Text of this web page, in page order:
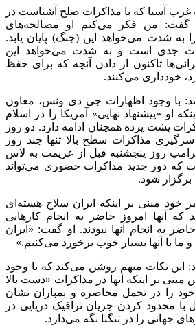
آسیا که با مذاکرات صلح آشناست در
گفت: من فکر می‌کنم او مصالحه‌های
به شدت می‌خواهد این (جنگ) پایان یابد.
جدی است و به شدت می‌خواهد این
تاکنون از دادن آنچه که برای حفظ
خودداری می‌کنند.
با وجود اظهارات جی دی ونس، معاون
او «پیشنهاد نهایی» آمریکا را در اسلام
پشت پرده همچنان ادامه دارد. دو روز
مذاکرات سطح بالا تنها چند روز
روز پنجشنبه قبل از عزیمت به لاس
که دور جدید مذاکرات حضوری می‌تواند
برگزار شود.
خود مبنی بر اینکه ایران سلاح هسته‌ای
آنها امروز حاضر به انجام کار‌هایی
به انجام آنها نبودند. او گفت: «ایران
ما با آنها بسیار خوب برخورد می‌کنیم.»
این نکات مبهم روشن می‌کند که با وجود
بر اینکه آنها در مذاکرات «دست بالا
خود را در تحمل محاصره و بمباران نشان
محدود کردن جریان ترافیک دریایی در
جهانی را در تنگنا نگه می‌دارد.